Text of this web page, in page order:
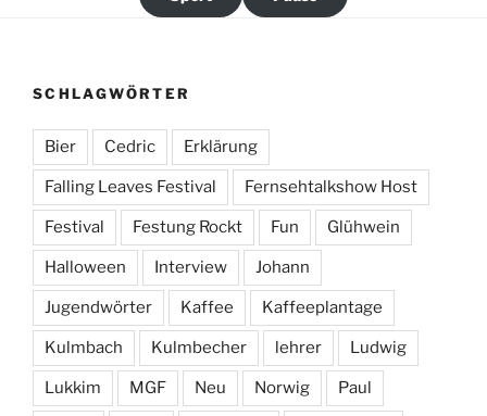
SCHLAGWÖRTER
Bier Cedric Erklärung
Falling Leaves Festival Fernsehtalkshow Host
Festival Festung Rockt Fun Glühwein
Halloween Interview Johann
Jugendwörter Kaffee Kaffeeplantage
Kulmbach Kulmbecher lehrer Ludwig
Lukkim MGF Neu Norwig Paul